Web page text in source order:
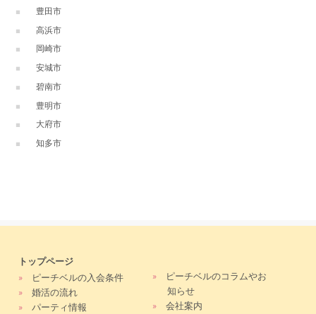
豊田市
高浜市
岡崎市
安城市
碧南市
豊明市
大府市
知多市
トップページ
»
ピーチベルの入会条件
»
婚活の流れ
»
パーティ情報
»
ピーチベルのコラムやお
知らせ
»
会社案内